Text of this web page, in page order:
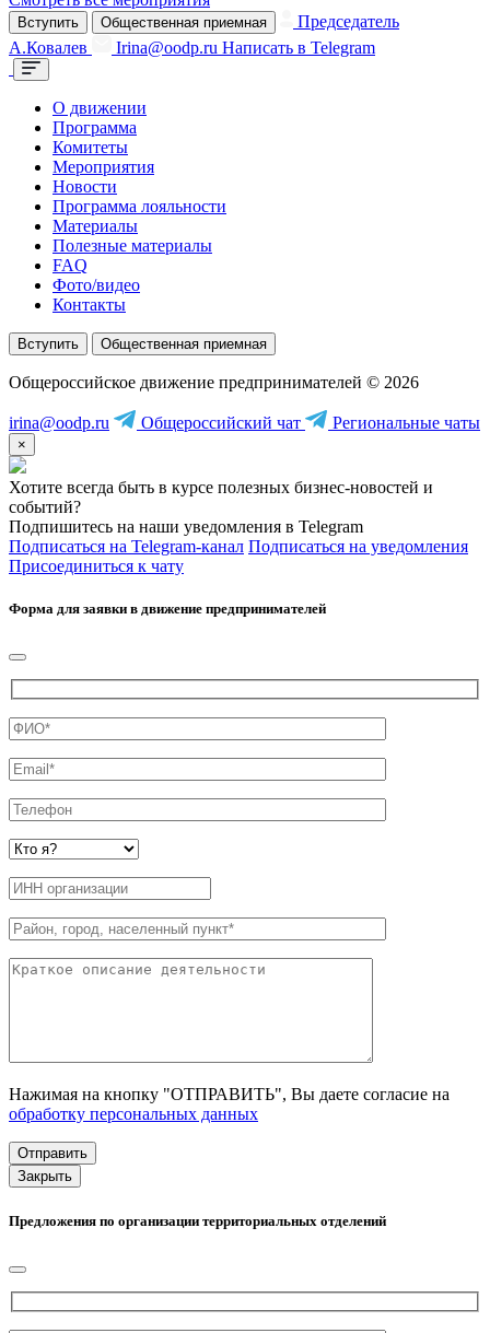
Вступить Общественная приемная
Председатель
А.Ковалев
Irina@oodp.ru Написать в Telegram
О движении
Программа
Комитеты
Мероприятия
Новости
Программа лояльности
Материалы
Полезные материалы
FAQ
Фото/видео
Контакты
Вступить Общественная приемная
Общероссийское движение предпринимателей © 2026
irina@oodp.ru Общероссийский чат Региональные чаты
×
Хотите всегда быть в курсе полезных бизнес-новостей и
событий?
Подпишитесь на наши уведомления в Telegram
Подписаться на Telegram-канал Подписаться на уведомления
Присоединиться к чату
Форма для заявки в движение предпринимателей
Нажимая на кнопку "ОТПРАВИТЬ", Вы даете согласие на
обработку персональных данных
Закрыть
Предложения по организации территориальных отделений